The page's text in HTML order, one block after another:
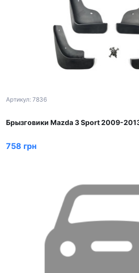
Артикул: 7836
Брызговики Mazda 3 Sport 2009-
758 грн